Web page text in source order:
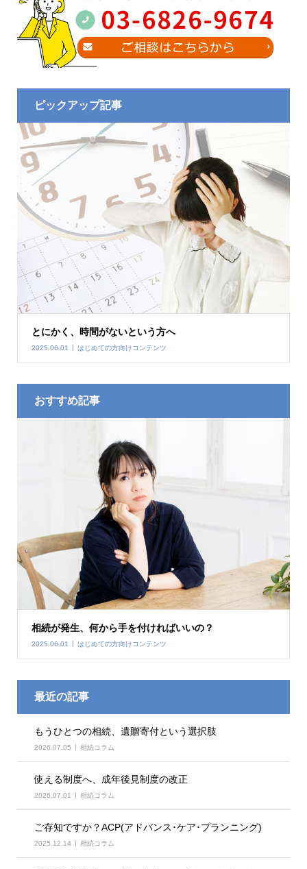
ピックアップ記事
とにかく、時間がないという方へ
2025.06.01 はじめての方向けコンテンツ
おすすめ記事
相続が発生、何から手を付ければいいの？
2025.06.01 はじめての方向けコンテンツ
最近の記事
もうひとつの相続、遺贈寄付という選択肢
2026.07.05 相続コラム
使える制度へ、成年後見制度の改正
2026.07.01 相続コラム
ご存知ですか？ACP(アドバンス･ケア･プランニング)
2025.12.14 相続コラム